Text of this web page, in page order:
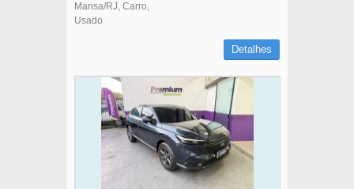
Mansa/RJ Carro
Usado
Detalhes